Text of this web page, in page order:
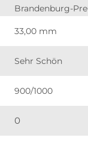
Brandenburg-
33,00 mm
Sehr Schön
900/1000
0